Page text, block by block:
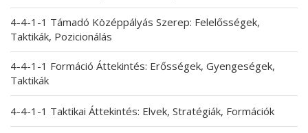
4-4-1-1 Támadó Középpályás Szerep: Felelősségek,
Taktikák, Pozicionálás
4-4-1-1 Formáció Áttekintés: Erősségek, Gyengeségek,
Taktikák
4-4-1-1 Taktikai Áttekintés: Elvek, Stratégiák, Formációk